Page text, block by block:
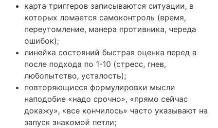
карта триггеров записываются ситуации, в
которых ломается самоконтроль (время,
переутомление, манера противника, череда
ошибок);
линейка состояний быстрая оценка перед а
после подхода по 1-10 (стресс, гнев,
любопытство, усталость);
повторяющиеся формулировки мысли
наподобие «надо срочно», «прямо сейчас
докажу», «все кончилось» часто указывают на
запуск знакомой петли;